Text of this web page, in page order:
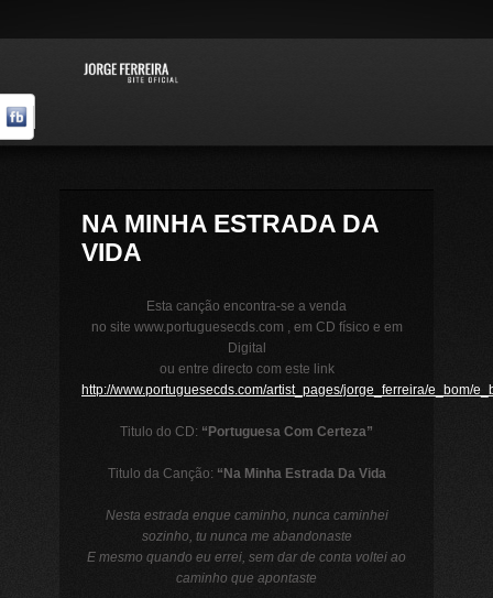
NA MINHA ESTRADA DA
VIDA
Esta canção encontra-se a venda
no site www.portuguesecds.com , em CD físico e em
Digital
ou entre directo com este link
http://www.portuguesecds.com/artist_pages/jorge_ferreira/e_bom/
Titulo do CD: “Portuguesa Com Certeza”
Titulo da Canção: “ Na Minha Estrada Da Vida
Nesta estrada enque caminho, nunca caminhei
sozinho, tu nunca me abandonaste
E mesmo quando eu errei, sem dar de conta voltei ao
caminho que apontaste